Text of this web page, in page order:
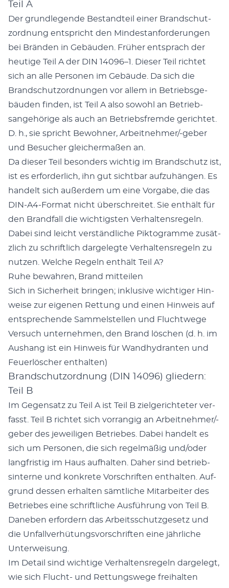
Teil A
Der grundle­gende Bestandteil ein­er Brand­schut­
zord­nung entspricht den Min­destanforderun­gen
bei Brän­den in Gebäu­den. Früher entsprach der
heutige Teil A der DIN 14096–1. Dieser Teil richtet
sich an alle Per­so­n­en im Gebäude. Da sich die
Brand­schut­zord­nun­gen vor allem in Betrieb­s­ge­
bäu­den find­en, ist Teil A also sowohl an Betrieb­
sange­hörige als auch an Betrieb­s­fremde gerichtet.
D. h., sie spricht Bewohn­er, Arbeit­nehmer/-geber
und Besuch­er gle­icher­maßen an.
Da dieser Teil beson­ders wichtig im Brand­schutz ist,
ist es erforder­lich, ihn gut sicht­bar aufzuhän­gen. Es
han­delt sich außer­dem um eine Vor­gabe, die das
DIN-A4-For­mat nicht über­schre­it­et. Sie enthält für
den Brand­fall die wichtig­sten Ver­hal­tensregeln.
Dabei sind leicht ver­ständliche Pik­togramme zusät­
zlich zu schriftlich dargelegte Ver­hal­tensregeln zu
nutzen. Welche Regeln enthält Teil A?
Ruhe bewahren, Brand mit­teilen
Sich in Sicher­heit brin­gen; inklu­sive wichtiger Hin­
weise zur eige­nen Ret­tung und einen Hin­weis auf
entsprechende Sam­mel­stellen und Fluchtwege
Ver­such unternehmen, den Brand löschen (d. h. im
Aushang ist ein Hin­weis für Wand­hy­dran­ten und
Feuer­lösch­er enthal­ten)
Brandschutzordnung (DIN 14096) gliedern:
Teil B
Im Gegen­satz zu Teil A ist Teil B ziel­gerichteter ver­
fasst. Teil B richtet sich vor­rangig an Arbeit­nehmer/-
geber des jew­eili­gen Betriebes. Dabei han­delt es
sich um Per­so­n­en, die sich regelmäßig und/oder
langfristig im Haus aufhal­ten. Daher sind betrieb­
sin­terne und konkrete Vorschriften enthal­ten. Auf­
grund dessen erhal­ten sämtliche Mitar­beit­er des
Betriebes eine schriftliche Aus­führung von Teil B.
Daneben erfordern das Arbeitss­chutzge­setz und
die Unfal­lver­hü­tungsvorschriften eine jährliche
Unter­weisung.
Im Detail sind wichtige Ver­hal­tensregeln dargelegt,
wie sich Flucht- und Ret­tungswege frei­hal­ten